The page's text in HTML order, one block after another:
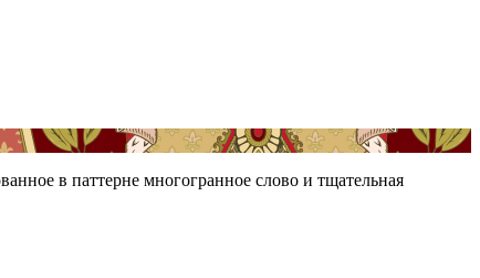
в паттерне многогранное слово и тщательная